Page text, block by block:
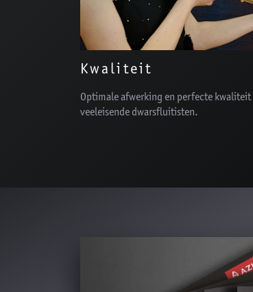
Kwaliteit
Optimale afwerking en perfecte
veeleisende dwarsfluitisten.